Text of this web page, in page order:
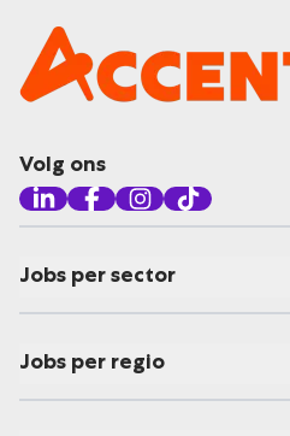
Volg ons
Jobs per sector
Jobs per regio